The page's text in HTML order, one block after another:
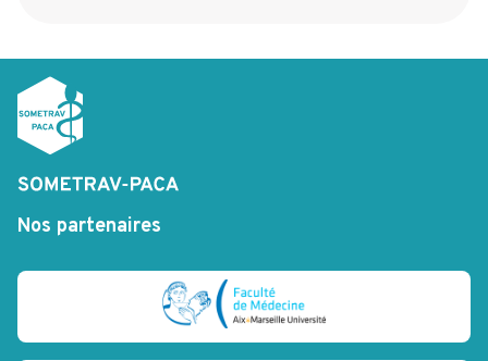
Nos partenaires